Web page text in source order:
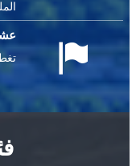
تغطي 